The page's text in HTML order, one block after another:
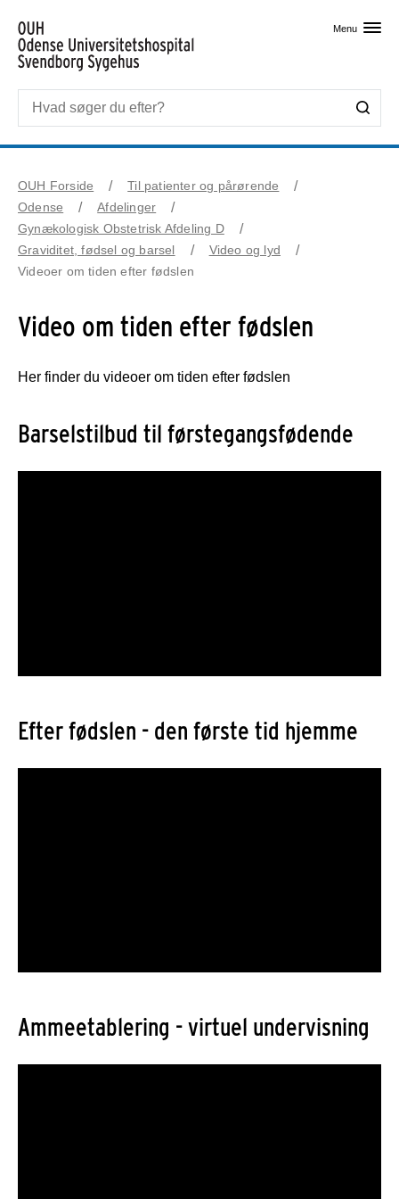
Menu
OUH Forside
Til patienter og pårørende
Odense
Afdelinger
Gynækologisk Obstetrisk Afdeling D
Graviditet, fødsel og barsel
Video og lyd
Videoer om tiden efter fødslen
Video om tiden efter fødslen
Her finder du videoer om tiden efter fødslen
Barselstilbud til førstegangsfødende
Efter fødslen - den første tid hjemme
Ammeetablering - virtuel undervisning